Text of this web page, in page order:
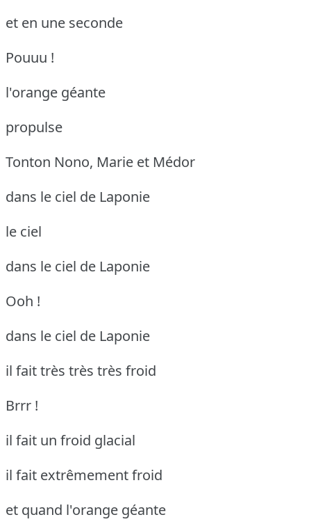
et en une seconde
Pouuu !
l'orange géante
propulse
Tonton Nono, Marie et Médor
dans le ciel de Laponie
le ciel
dans le ciel de Laponie
Ooh !
dans le ciel de Laponie
il fait très très très froid
Brrr !
il fait un froid glacial
il fait extrêmement froid
et quand l'orange géante